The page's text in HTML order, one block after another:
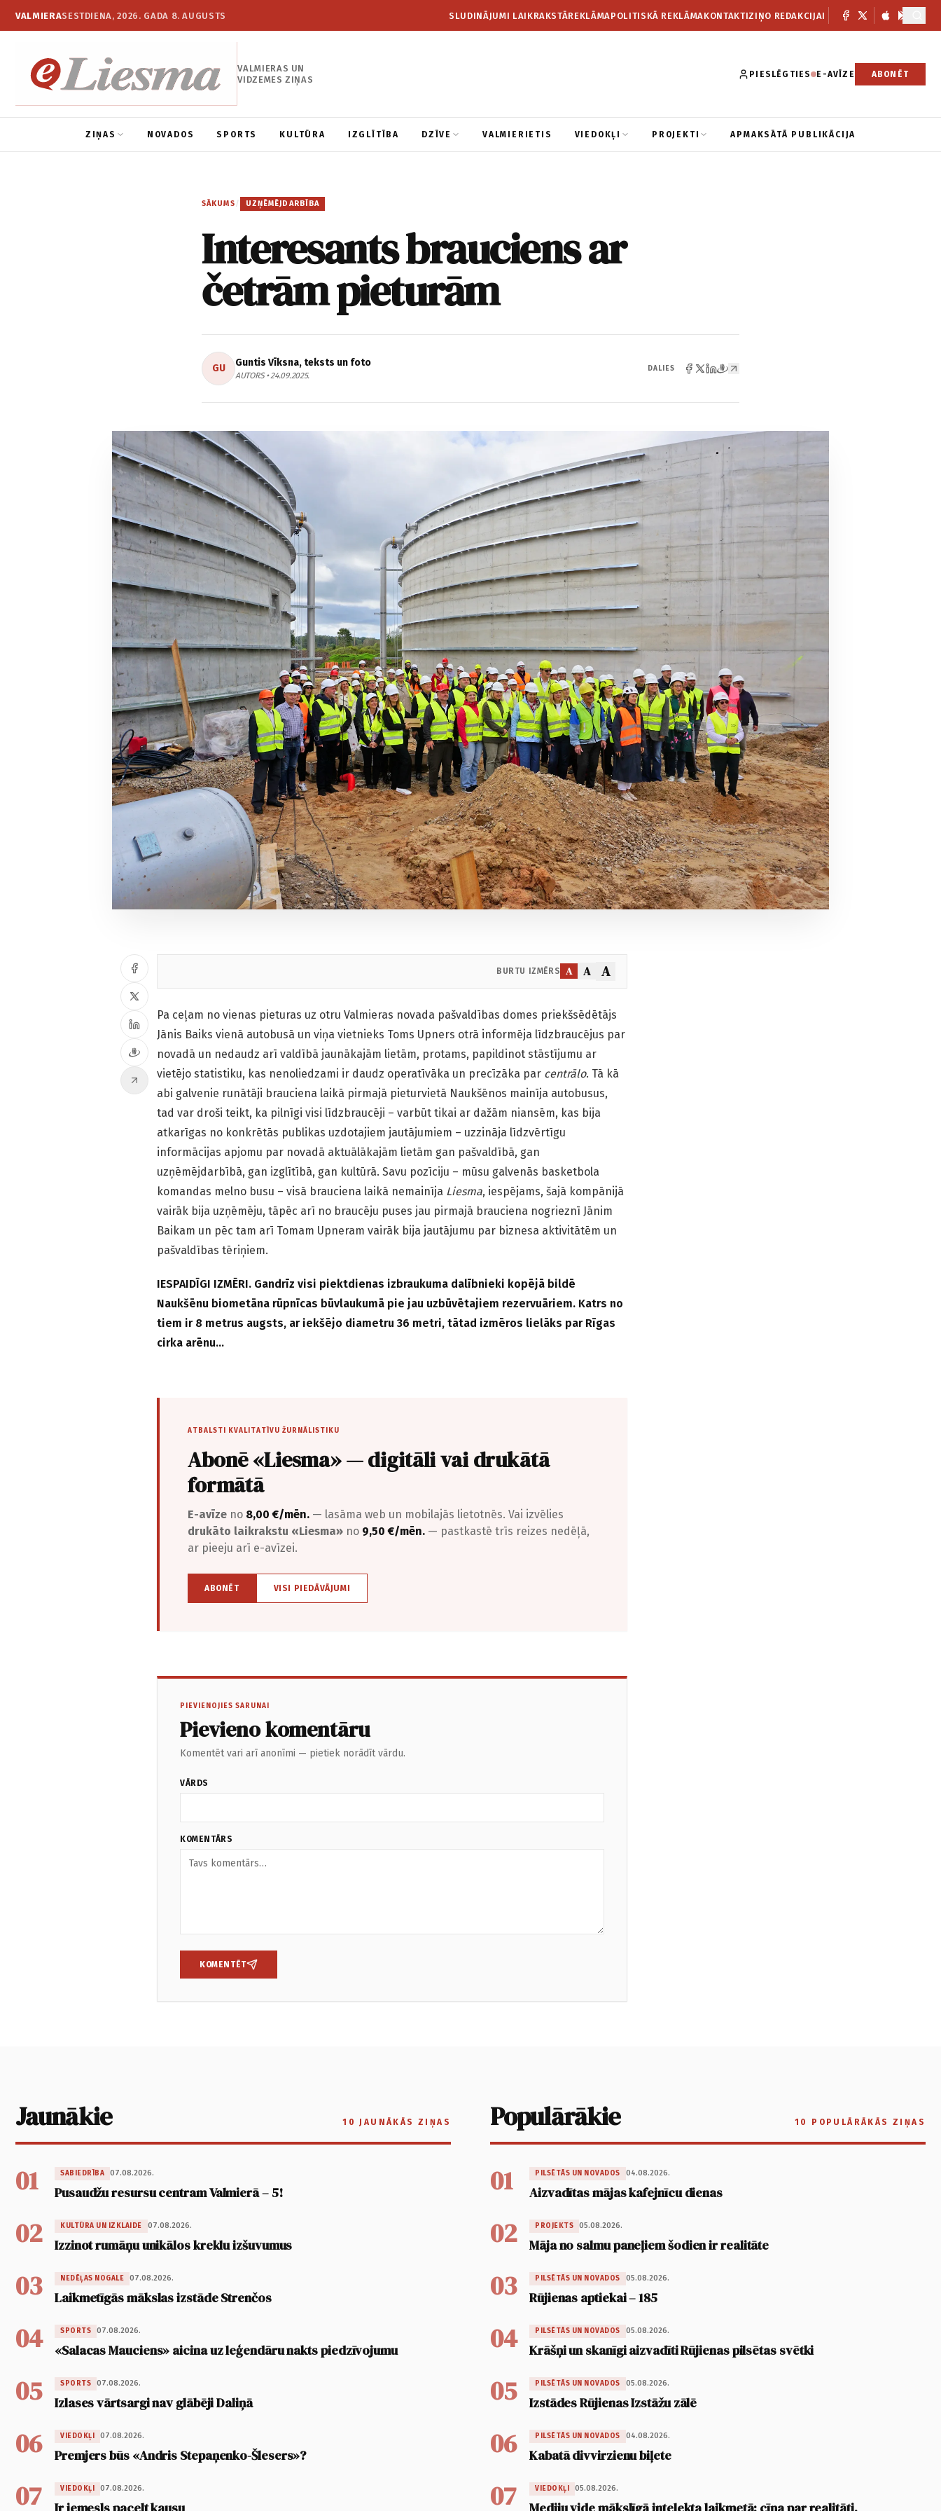
VALMIERASESTDIENA, 2026. GADA 8. AUGUSTS SLUDINĀJUMI LAIKRAKSTĀREKLĀMAPOLITISKĀ REKLĀMAKONTAKTIZIŅO REDAKCIJAI
VALMIERAS UN
VIDZEMES ZIŅAS
PIESLĒGTIES E-AVĪZE ABONĒT
ZIŅAS NOVADOS SPORTS KULTŪRA IZGLĪTĪBA DZĪVE VALMIERIETIS VIEDOKĻI PROJEKTI APMAKSĀTĀ PUBLIKĀCIJA
SĀKUMS / UZŅĒMĒJDARBĪBA
Interesants brauciens ar
četrām pieturām
GU Guntis Vīksna, teksts un foto
AUTORS • 24.09.2025.
DALIES
BURTU IZMĒRS A A A
Pa ceļam no vienas pieturas uz otru Valmieras novada pašvaldības domes priekšsēdētājs
Jānis Baiks vienā autobusā un viņa vietnieks Toms Upners otrā informēja līdzbraucējus par
novadā un nedaudz arī valdībā jaunākajām lietām, protams, papildinot stāstījumu ar
vietējo statistiku, kas nenoliedzami ir daudz operatīvāka un precīzāka par centrālo. Tā kā
abi galvenie runātāji brauciena laikā pirmajā pieturvietā Naukšēnos mainīja autobusus,
tad var droši teikt, ka pilnīgi visi līdzbraucēji – varbūt tikai ar dažām niansēm, kas bija
atkarīgas no konkrētās publikas uzdotajiem jautājumiem – uzzināja līdzvērtīgu
informācijas apjomu par novadā aktuālākajām lietām gan pašvaldībā, gan
uzņēmējdarbībā, gan izglītībā, gan kultūrā. Savu pozīciju – mūsu galvenās basketbola
komandas melno busu – visā brauciena laikā nemainīja Liesma, iespējams, šajā kompānijā
vairāk bija uzņēmēju, tāpēc arī no braucēju puses jau pirmajā brauciena nogrieznī Jānim
Baikam un pēc tam arī Tomam Upneram vairāk bija jautājumu par biznesa aktivitātēm un
pašvaldības tēriņiem.
IESPAIDĪGI IZMĒRI. Gandrīz visi piektdienas izbraukuma dalībnieki kopējā bildē
Naukšēnu biometāna rūpnīcas būvlaukumā pie jau uzbūvētajiem rezervuāriem. Katrs no
tiem ir 8 metrus augsts, ar iekšējo diametru 36 metri, tātad izmēros lielāks par Rīgas
cirka arēnu…
ATBALSTI KVALITATĪVU ŽURNĀLISTIKU
Abonē «Liesma» — digitāli vai drukātā
formātā
E-avīze no 8,00 €/mēn. — lasāma web un mobilajās lietotnēs. Vai izvēlies
drukāto laikrakstu «Liesma» no 9,50 €/mēn. — pastkastē trīs reizes nedēļā,
ar pieeju arī e-avīzei.
ABONĒT VISI PIEDĀVĀJUMI
PIEVIENOJIES SARUNAI
Pievieno komentāru
Komentēt vari arī anonīmi — pietiek norādīt vārdu.
VĀRDS
KOMENTĀRS
KOMENTĒT
Jaunākie 10 JAUNĀKĀS ZIŅAS
01 SABIEDRĪBA 07.08.2026.
Pusaudžu resursu centram Valmierā – 5!
02 KULTŪRA UN IZKLAIDE 07.08.2026.
Izzinot rumāņu unikālos kreklu izšuvumus
03 NEDĒĻAS NOGALE 07.08.2026.
Laikmetīgās mākslas izstāde Strenčos
04 SPORTS 07.08.2026.
«Salacas Mauciens» aicina uz leģendāru nakts piedzīvojumu
05 SPORTS 07.08.2026.
Izlases vārtsargi nav glābēji Daliņā
06 VIEDOKĻI 07.08.2026.
Premjers būs «Andris Stepaņenko-Šlesers»?
07 VIEDOKĻI 07.08.2026.
Populārākie 10 POPULĀRĀKĀS ZIŅAS
01 PILSĒTĀS UN NOVADOS 04.08.2026.
Aizvadītas mājas kafejnīcu dienas
02 PROJEKTS 05.08.2026.
Māja no salmu paneļiem šodien ir realitāte
03 PILSĒTĀS UN NOVADOS 05.08.2026.
Rūjienas aptiekai – 185
04 PILSĒTĀS UN NOVADOS 05.08.2026.
Krāšņi un skanīgi aizvadīti Rūjienas pilsētas svētki
05 PILSĒTĀS UN NOVADOS 05.08.2026.
Izstādes Rūjienas Izstāžu zālē
06 PILSĒTĀS UN NOVADOS 04.08.2026.
Kabatā divvirzienu biļete
07 VIEDOKĻI 05.08.2026.